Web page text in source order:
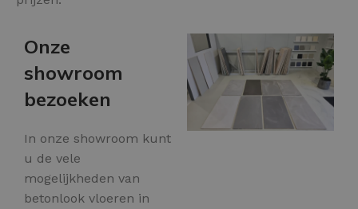
Onze
showroom
bezoeken
In onze showroom kunt
u de vele
mogelijkheden van
betonlook vloeren in